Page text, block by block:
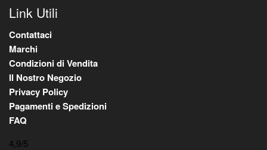
Link Utili
Contattaci
Marchi
Condizioni di Vendita
Il Nostro Negozio
Privacy Policy
Pagamenti e Spedizioni
FAQ
4,9/5